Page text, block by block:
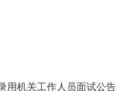
机关工作人员面试公告